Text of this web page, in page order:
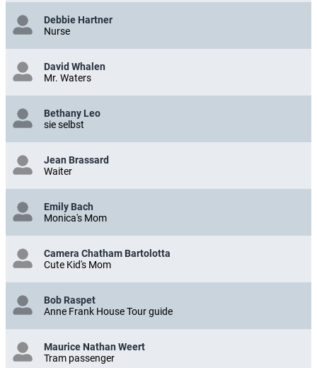
Debbie Hartner
Nurse
David Whalen
Mr. Waters
Bethany Leo
sie selbst
Jean Brassard
Waiter
Emily Bach
Monica's Mom
Camera Chatham Bartolotta
Cute Kid's Mom
Bob Raspet
Anne Frank House Tour guide
Maurice Nathan Weert
Tram passenger